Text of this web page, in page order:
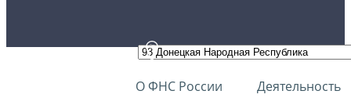
О ФНС России Деятельность